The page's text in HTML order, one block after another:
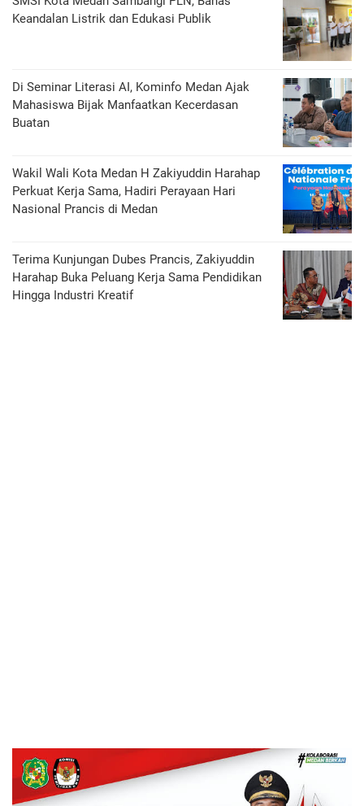
Keandalan Listrik dan Edukasi Publik
Di Seminar Literasi AI, Kominfo Medan Ajak
Mahasiswa Bijak Manfaatkan Kecerdasan
Buatan
Wakil Wali Kota Medan H Zakiyuddin Harahap
Perkuat Kerja Sama, Hadiri Perayaan Hari
Nasional Prancis di Medan
Terima Kunjungan Dubes Prancis, Zakiyuddin
Harahap Buka Peluang Kerja Sama Pendidikan
Hingga Industri Kreatif